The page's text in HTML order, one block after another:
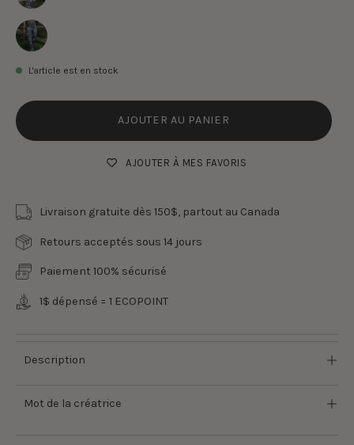
L'article est en stock
AJOUTER AU PANIER
AJOUTER À MES FAVORIS
Livraison gratuite dès 150$, partout au Canada
Retours acceptés sous 14 jours
Paiement 100% sécurisé
1$ dépensé = 1 ECOPOINT
Description
Mot de la créatrice